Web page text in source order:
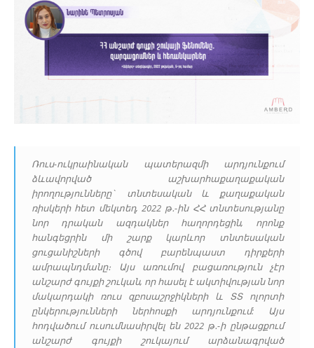
Ռուս-ուկրաինական պատերազմի արդյունքում
ձևավորված աշխարհաքաղաքական
իրողությունները` տնտեսական և քաղաքական
ռիսկերի հետ մեկտեղ, 2022 թ․-ին ՀՀ տնտեսությանը
նոր դրական ազդակներ հաղորդեցին, որոնք
հանգեցրին մի շարք կարևոր տնտեսական
ցուցանիշների գծով բարենպաստ դիրքերի
ամրապնդմանը։ Այս առումով բացառություն չէր
անշարժ գույքի շուկան, որ հասել է ակտիվության նոր
մակարդակի ռուս զբոսաշրջիկների և ՏՏ ոլորտի
ընկերությունների ներհոսքի արդյունքում: Այս
հոդվածում ուսումնասիրվել են 2022 թ․-ի ընթացքում
անշարժ գույքի շուկայում արձանագրված